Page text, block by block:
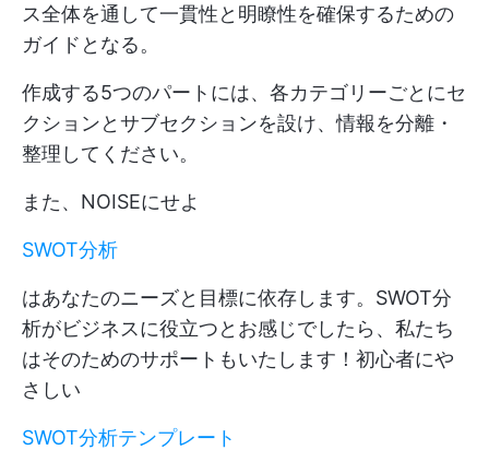
ス全体を通して一貫性と明瞭性を確保するための
ガイドとなる。
作成する5つのパートには、各カテゴリーごとにセ
クションとサブセクションを設け、情報を分離・
整理してください。
また、NOISEにせよ
SWOT分析
はあなたのニーズと目標に依存します。SWOT分
析がビジネスに役立つとお感じでしたら、私たち
はそのためのサポートもいたします！初心者にや
さしい
SWOT分析テンプレート